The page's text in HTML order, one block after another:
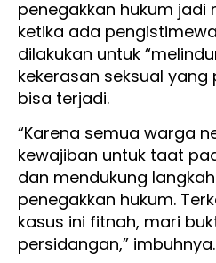
penegakkan hukum jadi
ketika ada
dilakukan untuk
kekerasan seksual yang
bisa terjadi.
“Karena semua warga
kewajiban untuk taat
dan mendukung
penegakkan hukum.
kasus ini fitnah, mari
persidangan,” imbuhnya.